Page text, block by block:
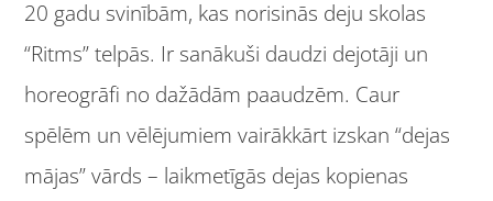
20 gadu svinībām, kas norisinās deju skolas
“Ritms” telpās. Ir sanākuši daudzi dejotāji un
horeogrāfi no dažādām paaudzēm. Caur
spēlēm un vēlējumiem vairākkārt izskan “dejas
mājas” vārds – laikmetīgās dejas kopienas